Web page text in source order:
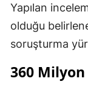
Yapılan
olduğu
soruşturma
360 Milyon